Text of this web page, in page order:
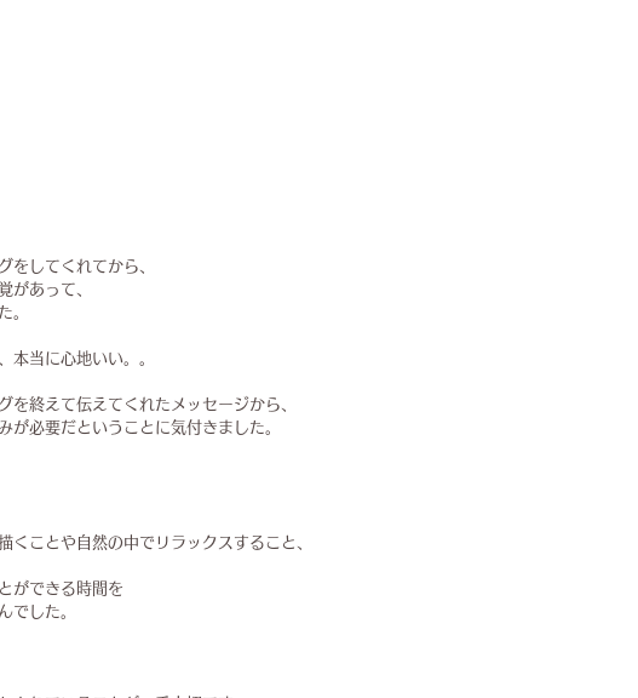
をしてくれてから、
があって、
。
本当に心地いい。。
を終えて伝えてくれたメッセージから、
が必要だということに気付きました。
くことや自然の中でリラックスすること、
ができる時間を
でした。